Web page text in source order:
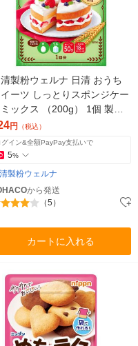
清製粉ウェルナ 日清 おうち
イーツ しっとりスポンジケー
ックス （200g） 1個 製菓
手作りお菓子
円 （税込）
グイン&全額PayPay支払いで
5%
製粉ウェルナ
から発送
（5）
カートに入れる